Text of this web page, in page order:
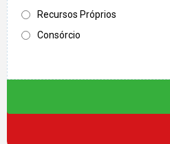
Recursos Próprios
Consórcio